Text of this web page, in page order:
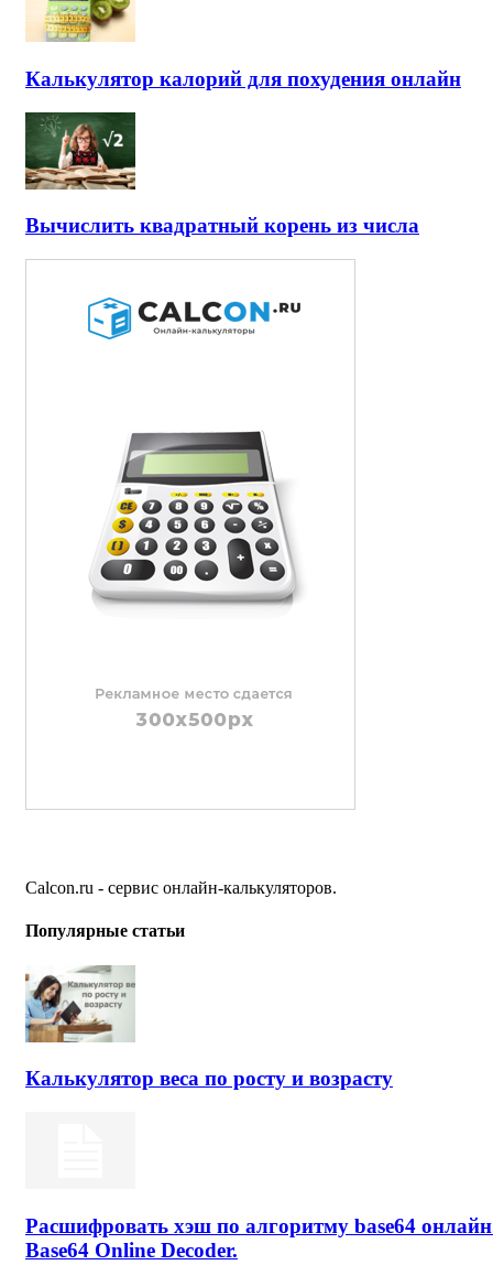
Калькулятор калорий для похудения онлайн
Вычислить квадратный корень из числа
Calcon.ru - сервис онлайн-калькуляторов.
Популярные статьи
Калькулятор веса по росту и возрасту
Расшифровать хэш по алгоритму base64
Base64 Online Decoder.